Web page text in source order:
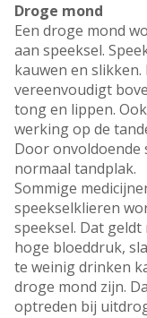
Droge mond
Een droge mond
aan speeksel.
kauwen en
vereenvoudigt
tong en lippen.
werking op de
Door onvoldoende
normaal tandplak.
Sommige
speekselklieren
speeksel. Dat
hoge bloeddruk,
te weinig drinken
droge mond zijn.
optreden bij